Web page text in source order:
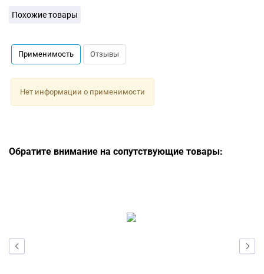
Похожие товары
Применимость Отзывы
Нет информации о применимости
Обратите внимание на сопутствующие товары: